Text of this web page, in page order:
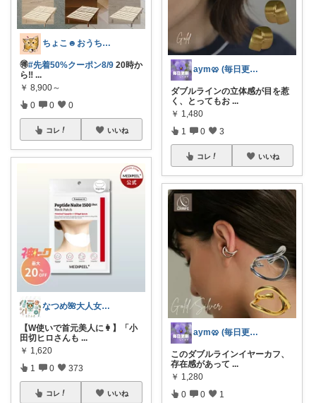
ちょこ☻おうち時間充実🏠アイテム
🉐#先着50%クーポン8/9 20時か
ら‼ ...
￥ 8,900～
0 0 0
コレ いいね
なつめ🌺大人女子のお悩み美容🫧
【W使いで首元美人に👩】「小
田切ヒロさんも ...
￥ 1,620
1 0 373
コレ いいね
aym🥨 (毎日更新してます🙌)
ダブルラインの立体感が目を惹
く、とってもお ...
￥ 1,480
1 0 3
コレ いいね
aym🥨 (毎日更新してます🙌)
このダブルラインイヤーカフ、
存在感があって ...
￥ 1,280
0 0 1